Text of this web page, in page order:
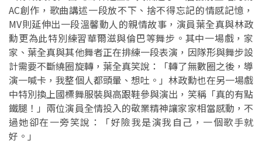
AC創作，歌曲講述一段放不下、捨不得忘記的情感記憶，
MV則延伸出一段溫馨動人的親情故事，演員葉全真與林政
勳更為此特別練習華爾滋與倫巴等舞步。其中一場戲，家
家、葉全真與其他舞者正在排練一段表演，因隊形與舞步設
計需要不斷繞圈旋轉，葉全真笑說：「轉了無數圈之後，導
演一喊卡，我整個人都頭暈、想吐。」林政勳也在另一場戲
中特別換上國標舞服裝與高跟鞋參與演出，笑稱「真的有點
鐵腿！」兩位演員全情投入的敬業精神讓家家相當感動，不
過她卻在一旁笑說：「好險我是演我自己，一個歌手就
好。」